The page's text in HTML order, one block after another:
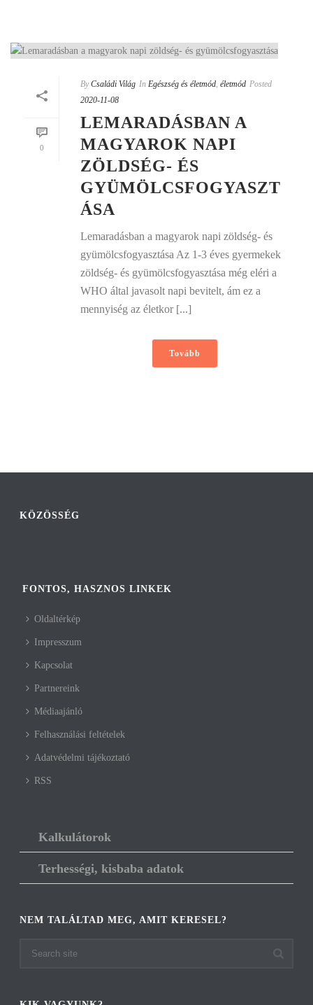
0
By Családi Világ In Egészség és életmód, életmód Posted
2020-11-08
LEMARADÁSBAN A
MAGYAROK NAPI
ZÖLDSÉG- ÉS
GYÜMÖLCSFOGYASZT
ÁSA
Lemaradásban a magyarok napi zöldség- és
gyümölcsfogyasztása Az 1-3 éves gyermekek
zöldség- és gyümölcsfogyasztása még eléri a
WHO által javasolt napi bevitelt, ám ez a
mennyiség az életkor [...]
Tovább
KÖZÖSSÉG
FONTOS, HASZNOS LINKEK
Oldaltérkép
Impresszum
Kapcsolat
Partnereink
Médiaajánló
Felhasználási feltételek
Adatvédelmi tájékoztató
RSS
Kalkulátorok
Terhességi, kisbaba adatok
NEM TALÁLTAD MEG, AMIT KERESEL?